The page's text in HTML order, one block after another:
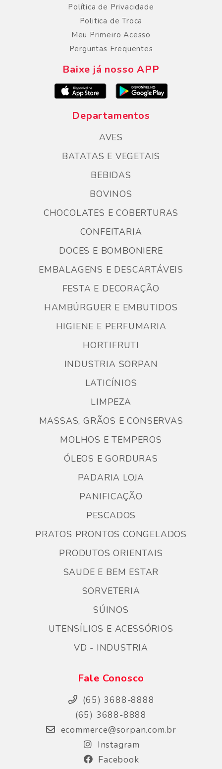
Política de Privacidade
Politica de Troca
Meu Primeiro Acesso
Perguntas Frequentes
Baixe já nosso APP
Departamentos
AVES
BATATAS E VEGETAIS
BEBIDAS
BOVINOS
CHOCOLATES E COBERTURAS
CONFEITARIA
DOCES E BOMBONIERE
EMBALAGENS E DESCARTÁVEIS
FESTA E DECORAÇÃO
HAMBÚRGUER E EMBUTIDOS
HIGIENE E PERFUMARIA
HORTIFRUTI
INDUSTRIA SORPAN
LATICÍNIOS
LIMPEZA
MASSAS, GRÃOS E CONSERVAS
MOLHOS E TEMPEROS
ÓLEOS E GORDURAS
PADARIA LOJA
PANIFICAÇÃO
PESCADOS
PRATOS PRONTOS CONGELADOS
PRODUTOS ORIENTAIS
SAUDE E BEM ESTAR
SORVETERIA
SÚINOS
UTENSÍLIOS E ACESSÓRIOS
VD - INDUSTRIA
Fale Conosco
(65) 3688-8888
(65) 3688-8888
ecommerce@sorpan.com.br
Instagram
Facebook